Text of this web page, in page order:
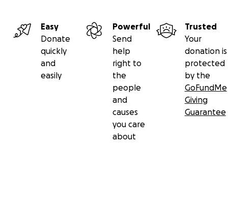
Easy
Donate
quickly
and
easily
Powerful
Send
help
right to
the
people
and
causes
you care
about
Trusted
Your
donation is
protected
by the
GoFundMe
Giving
Guarantee